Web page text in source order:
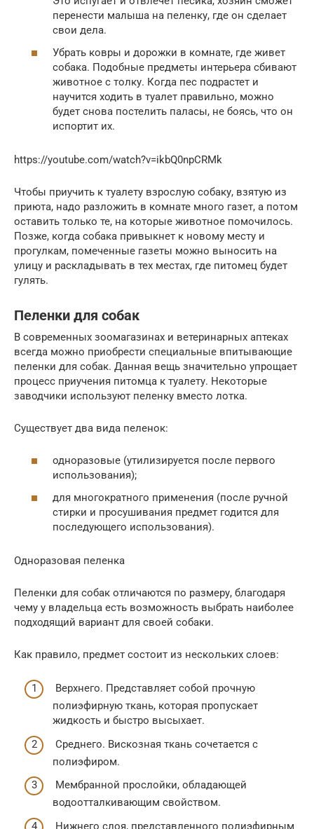
перенести малыша на пеленку, где он сделает
свои дела.
Убрать ковры и дорожки в комнате, где живет
собака. Подобные предметы интерьера сбивают
животное с толку. Когда пес подрастет и
научится ходить в туалет правильно, можно
будет снова постелить паласы, не боясь, что он
испортит их.
https://youtube.com/watch?v=ikbQ0npCRMk
Чтобы приучить к туалету взрослую собаку, взятую из
приюта, надо разложить в комнате много газет, а потом
оставить только те, на которые животное помочилось.
Позже, когда собака привыкнет к новому месту и
прогулкам, помеченные газеты можно выносить на
улицу и раскладывать в тех местах, где питомец будет
гулять.
Пеленки для собак
В современных зоомагазинах и ветеринарных аптеках
всегда можно приобрести специальные впитывающие
пеленки для собак. Данная вещь значительно упрощает
процесс приучения питомца к туалету. Некоторые
заводчики используют пеленку вместо лотка.
Существует два вида пеленок:
одноразовые (утилизируется после первого
использования);
для многократного применения (после ручной
стирки и просушивания предмет годится для
последующего использования).
Одноразовая пеленка
Пеленки для собак отличаются по размеру, благодаря
чему у владельца есть возможность выбрать наиболее
подходящий вариант для своей собаки.
Как правило, предмет состоит из нескольких слоев:
Верхнего. Представляет собой прочную
полиэфирную ткань, которая пропускает
жидкость и быстро высыхает.
Среднего. Вискозная ткань сочетается с
полиэфиром.
Мембранной прослойки, обладающей
водоотталкивающим свойством.
Нижнего слоя, представленного полиэфирным